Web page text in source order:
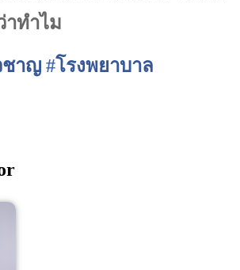
าทำไม
ชาญ #โรงพยาบาล